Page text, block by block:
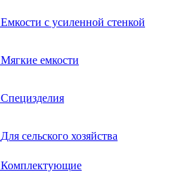
Емкости с усиленной стенкой
Мягкие емкости
Специзделия
Для сельского хозяйства
Комплектующие